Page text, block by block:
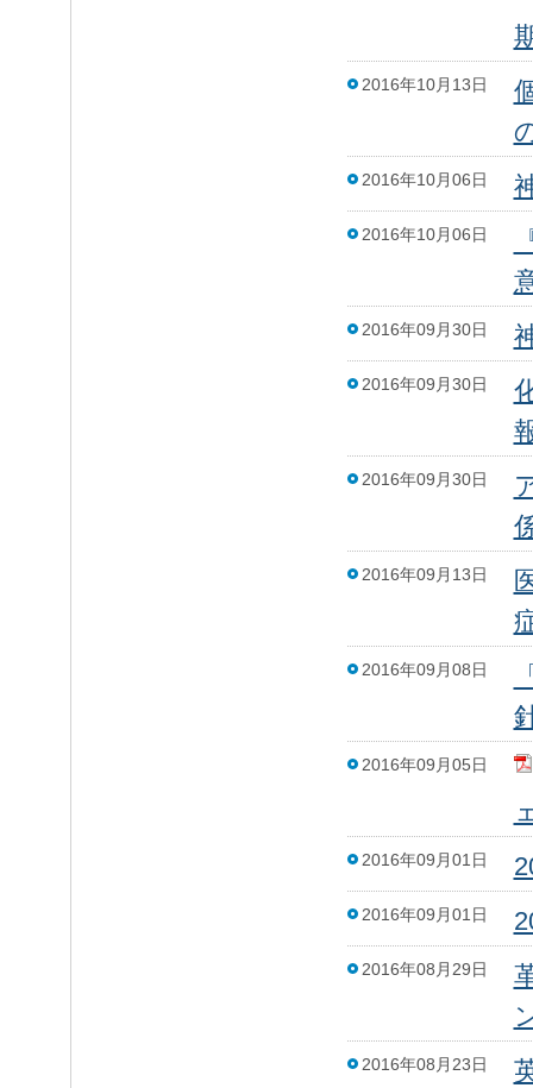
2016年10月13日
2016年10月06日
2016年10月06日
2016年09月30日
2016年09月30日
2016年09月30日
2016年09月13日
2016年09月08日
2016年09月05日
2016年09月01日
2016年09月01日
2016年08月29日
2016年08月23日